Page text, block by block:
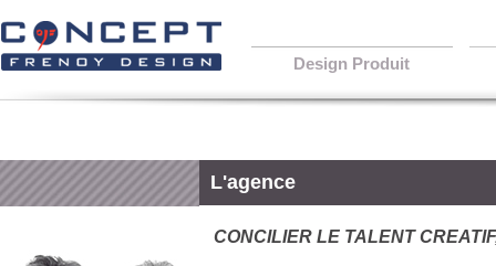
Design Produit
L'agence
CONCILIER LE TALENT